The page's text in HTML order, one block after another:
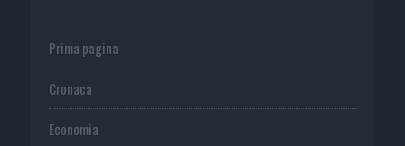
Prima pagina
Cronaca
Economia